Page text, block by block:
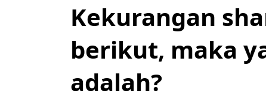
Kekurangan
berikut, maka
adalah?